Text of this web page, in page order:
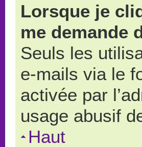
Lorsque je
me demande
Seuls les
e-mails via le
activée par
usage abusif
Haut